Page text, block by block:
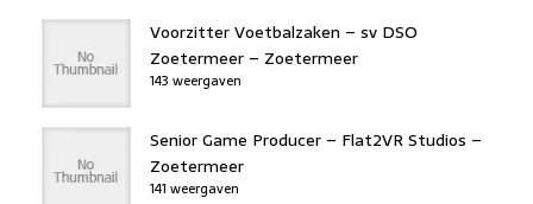
Voorzitter Voetbalzaken – sv DSO
Zoetermeer – Zoetermeer
143 weergaven
Senior Game Producer – Flat2VR Studios –
Zoetermeer
141 weergaven